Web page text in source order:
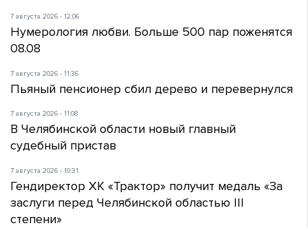
7 августа 2026 - 12:06
Нумерология любви. Больше 500 пар поженятся
08.08
7 августа 2026 - 11:36
Пьяный пенсионер сбил дерево и перевернулся
7 августа 2026 - 11:08
В Челябинской области новый главный
судебный пристав
7 августа 2026 - 10:31
Гендиректор ХК «Трактор» получит медаль «За
заслуги перед Челябинской областью III
степени»